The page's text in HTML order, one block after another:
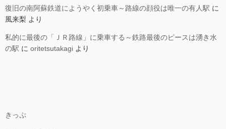
復旧の南阿蘇鉄道にようやく初乗車～路線の顔役は唯一の有人駅 に
風来梨 より
私的に最後の「ＪＲ路線」に乗車する～鉄路最後のピースは湧き水
の駅 に oritetsutakagi より
きっぷ